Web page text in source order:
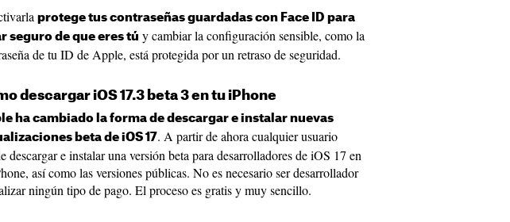
protege tus contraseñas guardadas con Face ID para
seguro de que eres tú y cambiar la configuración sensible, como la
de tu ID de Apple, está protegida por un retraso de seguridad.
descargar iOS 17.3 beta 3 en tu iPhone
ha cambiado la forma de descargar e instalar nuevas
beta de iOS 17. A partir de ahora cualquier usuario
descargar e instalar una versión beta para desarrolladores de iOS 17 en
así como las versiones públicas. No es necesario ser desarrollador
ningún tipo de pago. El proceso es gratis y muy sencillo.